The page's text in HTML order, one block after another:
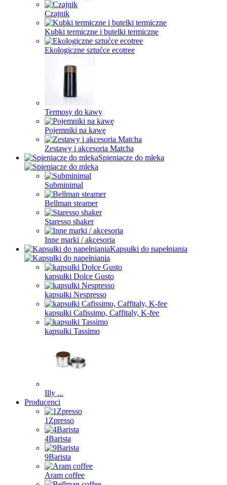
Czajnik
Kubki termiczne i butelki termiczne
Ekologiczne sztućce ecotree
Termosy do kawy
Pojemniki na kawę
Zestawy i akcesoria Matcha
Spieniacze do mleka
Subminimal
Bellman steamer
Staresso shaker
Inne marki / akcesoria
Kapsułki do napełniania
kapsułki Dolce Gusto
kapsułki Nespresso
kapsułki Cafissimo, Caffitaly, K-fee
kapsułki Tassimo
Illy ...
Producenci
1Zpresso
4Barista
9Barista
Aram coffee